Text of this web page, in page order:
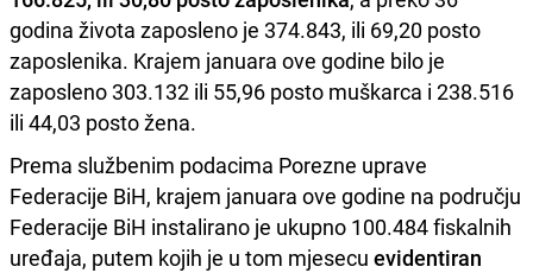
godina života zaposleno je 374.843, ili 69,20 posto
zaposlenika. Krajem januara ove godine bilo je
zaposleno 303.132 ili 55,96 posto muškarca i 238.516
ili 44,03 posto žena.
Prema službenim podacima Porezne uprave
Federacije BiH, krajem januara ove godine na području
Federacije BiH instalirano je ukupno 100.484 fiskalnih
uređaja, putem kojih je u tom mjesecu evidentiran